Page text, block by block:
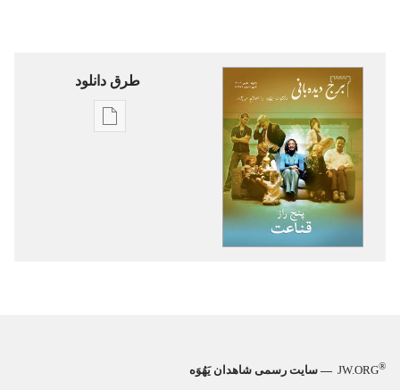
طرق دانلود
گزینۀ
JW.ORG® — سایت رسمی شاهدان یَهُوَه